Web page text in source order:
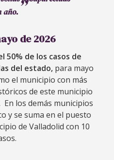
año.
de 2026
50% de los casos de
del estado,para mayo
el municipio con más
de este municipio
los demás municipios
y se suma en el puesto
de Valladolid con 10